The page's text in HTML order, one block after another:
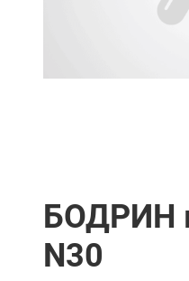
БОДРИН
N30